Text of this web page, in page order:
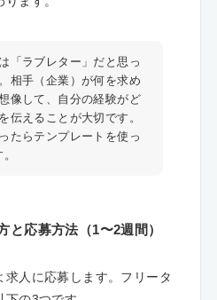
「ラブレター」だと思っ
相手（企業）が何を求め
像して、自分の経験がど
伝えることが大切です。
たらテンプレートを使っ
と応募方法（1〜2週間）
人に応募します。フリータ